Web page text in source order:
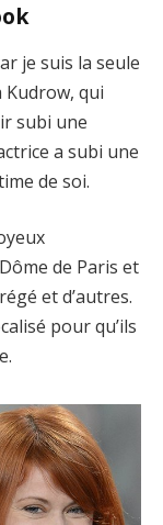
je suis la seule
Kudrow, qui
subi une
a subi une
de soi.
de Paris et
et d’autres.
pour qu’ils